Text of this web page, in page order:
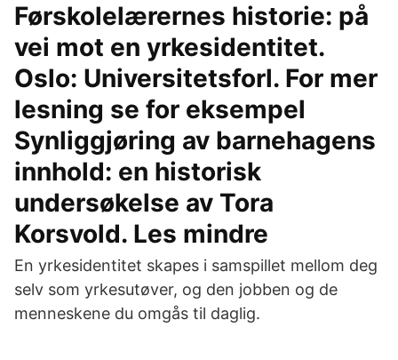
Førskolelærernes historie: på
vei mot en yrkesidentitet.
Oslo: Universitetsforl. For mer
lesning se for eksempel
Synliggjøring av barnehagens
innhold: en historisk
undersøkelse av Tora
Korsvold. Les mindre
En yrkesidentitet skapes i samspillet mellom deg
selv som yrkesutøver, og den jobben og de
menneskene du omgås til daglig.